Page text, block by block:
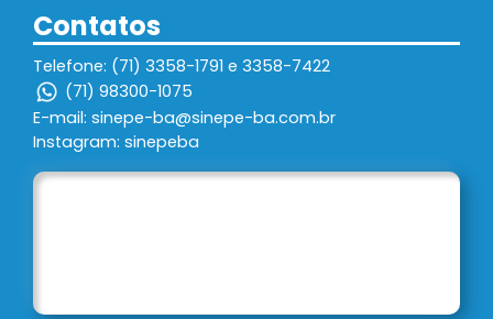
Contatos
Telefone: (71) 3358-1791 e 3358-7422
(71) 98300-1075
E-mail: sinepe-ba@sinepe-ba.com.br
Instagram: sinepeba